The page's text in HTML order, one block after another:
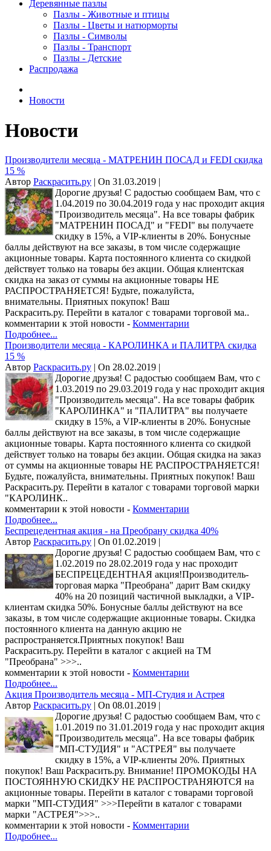
Деревянные пазлы
Пазлы - Животные и птицы
Пазлы - Цветы и натюрморты
Пазлы - Символы
Пазлы - Транспорт
Пазлы - Детские
Распродажа
Новости
Новости
Производители месяца - МАТРЕНИН ПОСАД и FEDI скидка
15 %
Автор Раскрасить.ру | On 31.03.2019 |
Дорогие друзья! С радостью сообщаем Вам, что с
1.04.2019 по 30.04.2019 года у нас проходит акция
"Производитель месяца". На все товары фабрик
"МАТРЕНИН ПОСАД" и "FEDI" вы получаете
скидку в 15%, а VIP-клиенты в 20%. Бонусные
баллы действуют на все заказы, в том числе содержащие
акционные товары. Карта постоянного клиента со скидкой
действует только на товары без акции. Общая клиентская
скидка на заказ от суммы на акционные товары НЕ
РАСПРОСТРАНЯЕТСЯ! Будьте, пожалуйста,
внимательны. Приятных покупок! Ваш
Раскрасить.ру. Перейти в каталог с товарами торговой ма..
комментарии к этой новости - Комментарии
Подробнее...
Производители месяца - КАРОЛИНКА и ПАЛИТРА скидка
15 %
Автор Раскрасить.ру | On 28.02.2019 |
Дорогие друзья! С радостью сообщаем Вам, что с
1.03.2019 по 29.03.2019 года у нас проходит акция
"Производитель месяца". На все товары фабрик
"КАРОЛИНКА" и "ПАЛИТРА" вы получаете
скидку в 15%, а VIP-клиенты в 20%. Бонусные
баллы действуют на все заказы, в том числе содержащие
акционные товары. Карта постоянного клиента со скидкой
действует только на товары без акции. Общая скидка на заказ
от суммы на акционные товары НЕ РАСПРОСТРАНЯЕТСЯ!
Будьте, пожалуйста, внимательны. Приятных покупок! Ваш
Раскрасить.ру. Перейти в каталог с товарами торговой марки
"КАРОЛИНК..
комментарии к этой новости - Комментарии
Подробнее...
Беспрецедентная акция - на Преобрану скидка 40%
Автор Раскрасить.ру | On 01.02.2019 |
Дорогие друзья! С радостью сообщаем Вам, что с
1.02.2019 по 28.02.2019 года у нас проходит
БЕСПРЕЦЕДЕНТНАЯ акция!Производитель-
торговая марка "Преобрана" дарит Вам скидку
40% на 20 позиций частичной выкладки, а VIP-
клиентам скидка 50%. Бонусные баллы действуют на все
заказы, в том числе содержащие акционные товары. Скидка
постоянного клиента на данную акцию не
распространяется.Приятных покупок! Ваш
Раскрасить.ру. Перейти в каталог с акцией на ТМ
"Преобрана" >>>..
комментарии к этой новости - Комментарии
Подробнее...
Акция Производитель месяца - МП-Студия и Астрея
Автор Раскрасить.ру | On 08.01.2019 |
Дорогие друзья! С радостью сообщаем Вам, что с
1.01.2019 по 31.01.2019 года у нас проходит акция
"Производитель месяца". На все товары фабрик
"МП-СТУДИЯ" и "АСТРЕЯ" вы получаете
скидку в 15%, а VIP-клиенты 20%. Приятных
покупок! Ваш Раскрасить.ру. Внимание! ПРОМОКОДЫ НА
ПОСТОЯННУЮ СКИДКУ НЕ РАСПРОСТРАНЯЮТСЯ на
акционные товары. Перейти в каталог с товарами торговой
марки "МП-СТУДИЯ" >>>Перейти в каталог с товарами
марки "АСТРЕЯ">>>..
комментарии к этой новости - Комментарии
Подробнее...